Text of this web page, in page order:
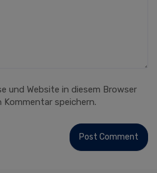
und Website in diesem Browser
speichern.